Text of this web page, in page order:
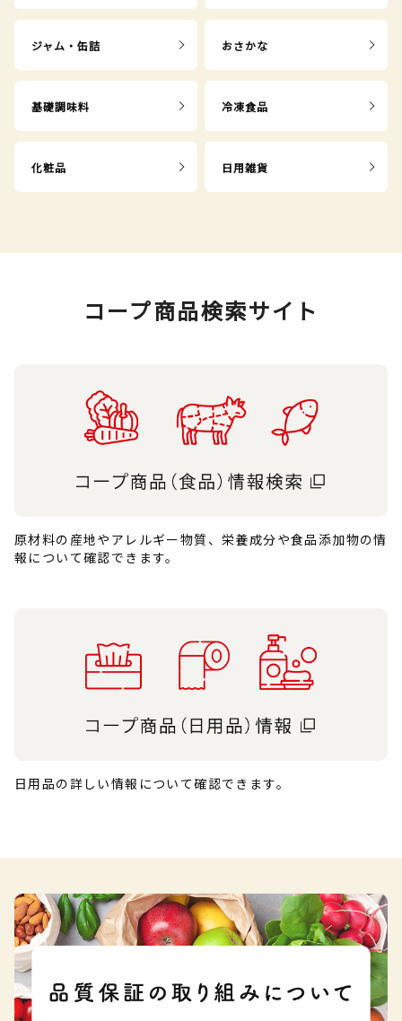
ジャム・缶詰 おさかな
基礎調味料 冷凍食品
化粧品 日用雑貨
コープ商品検索サイト
原材料の産地やアレルギー物質、栄養成分や食品添加物の情
報について確認できます。
日用品の詳しい情報について確認できます。